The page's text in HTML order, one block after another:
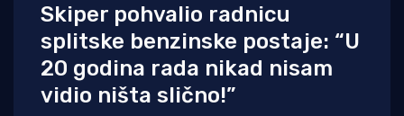
Skiper pohvalio radnicu
splitske benzinske postaje: “U
20 godina rada nikad nisam
vidio ništa slično!”